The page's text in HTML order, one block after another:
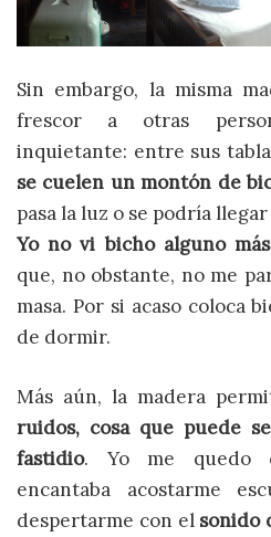
Sin embargo, la misma
frescor a otras
inquietante: entre sus
se cuelen un montón de
pasa la luz o se podría
Yo no vi bicho alguno
que, no obstante, no me
masa. Por si acaso coloca
de dormir.
Más aún, la madera
ruidos, cosa que puede
fastidio. Yo me quedo
encantaba acostarme
despertarme con el sonido